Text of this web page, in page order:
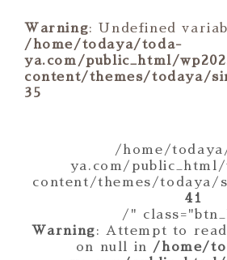
Warning: Undefined
/home/todaya/toda-
ya.com/public_html/
content/themes/todaya/
35
/home/
ya.com/public_html/
content/themes/todaya/
41
/"
Warning: Attempt to
on null in
/home/